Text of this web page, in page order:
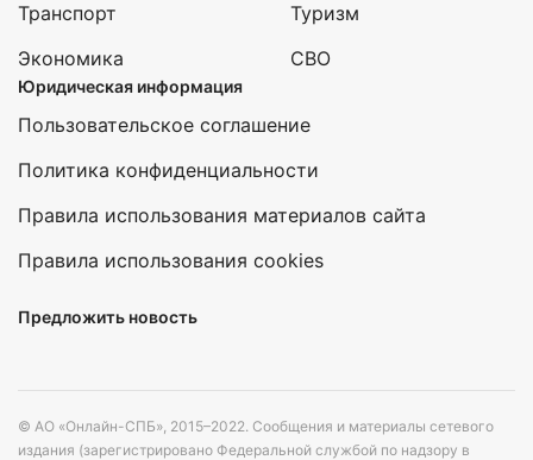
Транспорт
Экономика
Туризм
СВО
Юридическая информация
Пользовательское соглашение
Политика конфиденциальности
Правила использования материалов сайта
Правила использования cookies
Предложить новость
© АО «Онлайн-СПБ», 2015–2022. Сообщения и материалы сетевого
издания (зарегистрировано Федеральной службой по надзору в